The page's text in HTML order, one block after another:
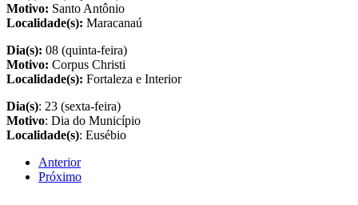
Motivo: Santo Antônio
Localidade(s): Maracanaú
Dia(s): 08 (quinta-feira)
Motivo: Corpus Christi
Localidade(s): Fortaleza e Interior
Dia(s): 23 (sexta-feira)
Motivo: Dia do Município
Localidade(s): Eusébio
Anterior
Próximo